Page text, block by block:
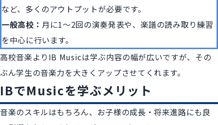
など、多くのアウトプットが必要です。
一般高校： 月に1〜2回の演奏発表や、楽譜の読み取り練習
を中心に行います。
高校音楽よりIB Musicは学ぶ内容の幅が広いですが、その
ぶん学生の音楽力を大きくアップさせてくれます。
IBでMusicを学ぶメリット
音楽のスキルはもちろん、お子様の成長・将来進路にも良